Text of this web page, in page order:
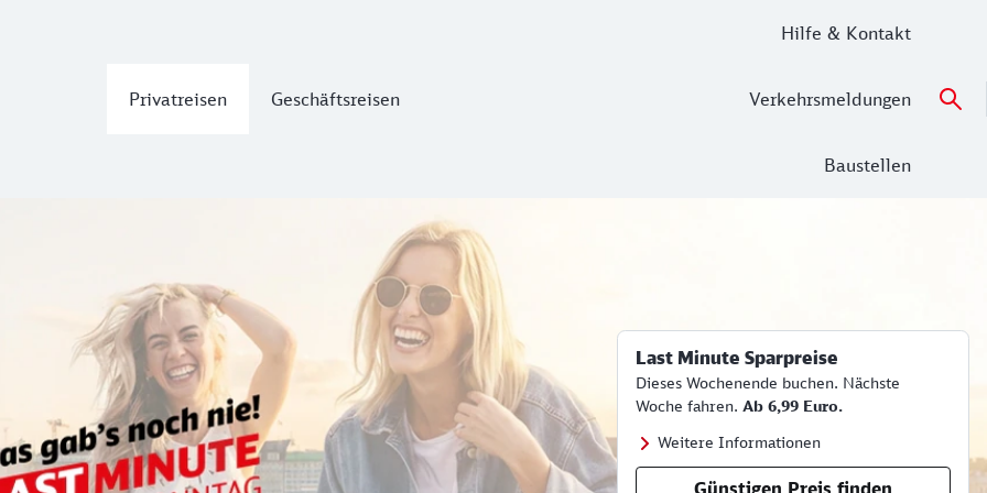
Privatreisen Geschäftsreisen
Hilfe & Kontakt
Verkehrsmeldungen
Baustellen
Last Minute Sparpreise
Dieses Wochenende buchen. Nächste
Woche fahren. Ab 6,99 Euro.
Weitere Informationen
Günstigen Preis finden